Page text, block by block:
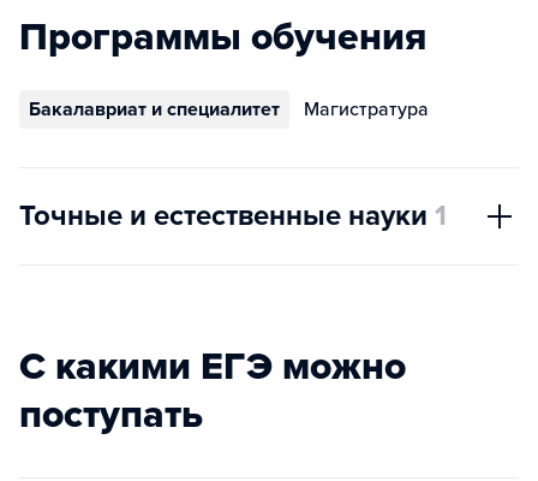
Программы обучения
Бакалавриат и специалитет Магистратура
Точные и естественные науки 1
С какими ЕГЭ можно
поступать